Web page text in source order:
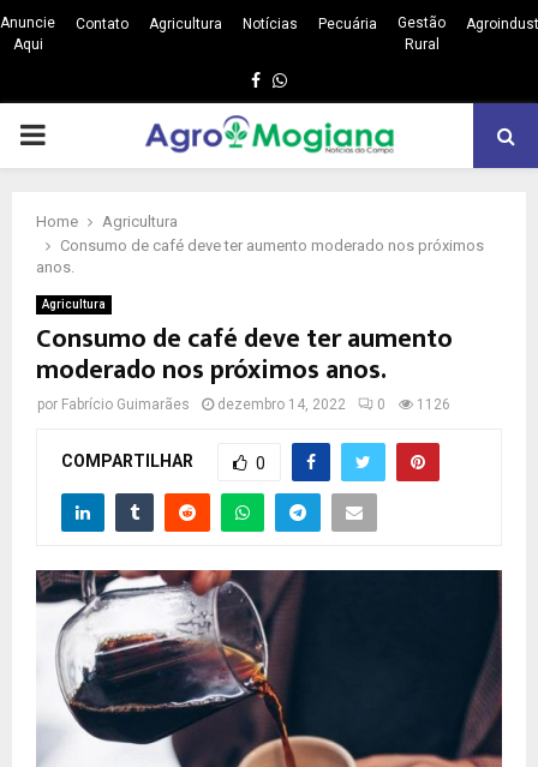
Anuncie
Aqui
Contato Agricultura Notícias Pecuária
Gestão
Rural
Facebook
Whatsapp
PRIMARY
Home
Agricultura
Consumo de café deve ter aumento moderado nos próximos
anos.
Agricultura
Consumo de café deve ter aumento
moderado nos próximos anos.
por Fabrício Guimarães dezembro 14, 2022 0 1126
COMPARTILHAR 0